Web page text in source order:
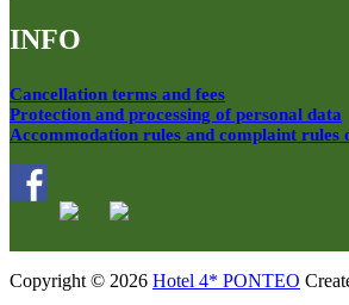
INFO
Cancellation terms and fees
Protection and processing of personal data
Accommodation rules and complaint rules
Copyright © 2026 Hotel 4* PONTEO